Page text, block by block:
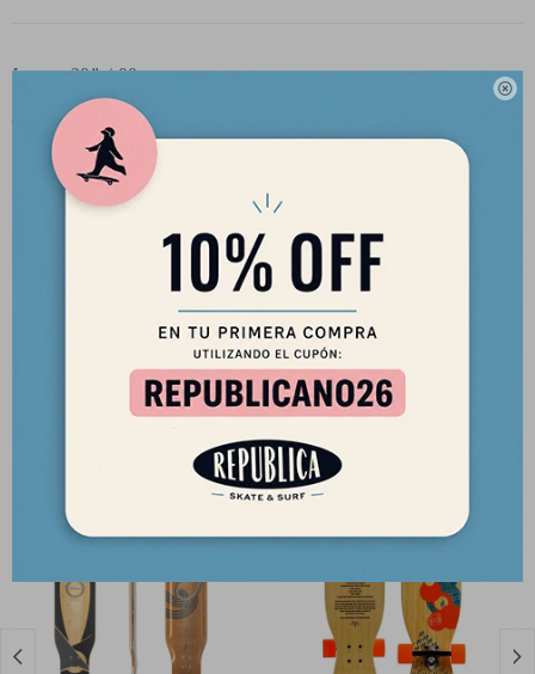

Largo: 39” / 99 cm
Ancho: 9.5” / 24 cm
Wheelbase: 24.5-26” / 62.2-66 cm
Peso (solo tabla): 4.5 lbs / 2.0 kg
Trucks y ruedas a elección
Productos que te pueden interesar
 